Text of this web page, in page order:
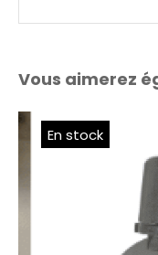
Vous aimerez
En stock